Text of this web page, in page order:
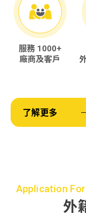
服務 1000+
廠商及客戶
了解更多
Application
外